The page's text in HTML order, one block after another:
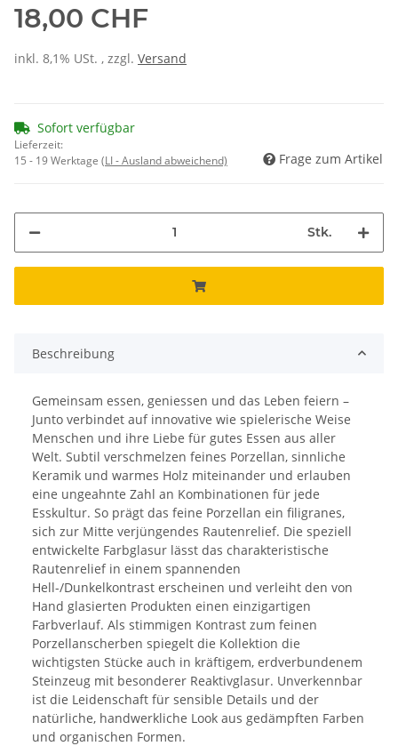
18,00 CHF
inkl. 8,1% USt. , zzgl. Versand
Sofort verfügbar
Lieferzeit:
15 - 19 Werktage (LI - Ausland abweichend) Frage zum Artikel
Stk.
Beschreibung
Gemeinsam essen, geniessen und das Leben feiern –
Junto verbindet auf innovative wie spielerische Weise
Menschen und ihre Liebe für gutes Essen aus aller
Welt. Subtil verschmelzen feines Porzellan, sinnliche
Keramik und warmes Holz miteinander und erlauben
eine ungeahnte Zahl an Kombinationen für jede
Esskultur. So prägt das feine Porzellan ein filigranes,
sich zur Mitte verjüngendes Rautenrelief. Die speziell
entwickelte Farbglasur lässt das charakteristische
Rautenrelief in einem spannenden
Hell-/Dunkelkontrast erscheinen und verleiht den von
Hand glasierten Produkten einen einzigartigen
Farbverlauf. Als stimmigen Kontrast zum feinen
Porzellanscherben spiegelt die Kollektion die
wichtigsten Stücke auch in kräftigem, erdverbundenem
Steinzeug mit besonderer Reaktivglasur. Unverkennbar
ist die Leidenschaft für sensible Details und der
natürliche, handwerkliche Look aus gedämpften Farben
und organischen Formen.